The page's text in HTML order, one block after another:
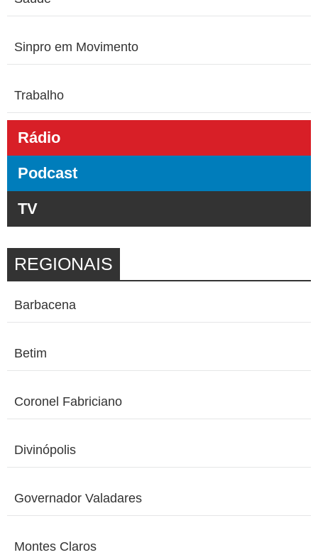
Sinpro em Movimento
Trabalho
Rádio
Podcast
TV
REGIONAIS
Barbacena
Betim
Coronel Fabriciano
Divinópolis
Governador Valadares
Montes Claros